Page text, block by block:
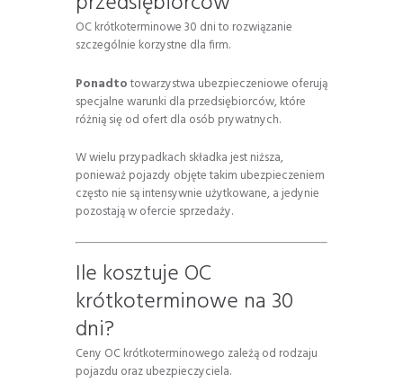
OC krótkoterminowe 30 dni to rozwiązanie
szczególnie korzystne dla firm.
Ponadtotowarzystwa ubezpieczeniowe oferują
specjalne warunki dla przedsiębiorców, które
różnią się od ofert dla osób prywatnych.
W wielu przypadkach składka jest niższa,
ponieważ pojazdy objęte takim ubezpieczeniem
często nie są intensywnie użytkowane, a jedynie
pozostają w ofercie sprzedaży.
Ile kosztuje OC
krótkoterminowe na 30
dni?
Ceny OC krótkoterminowego zależą od rodzaju
pojazdu oraz ubezpieczyciela.